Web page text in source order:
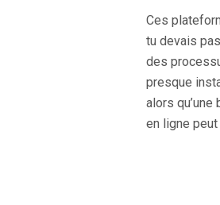
Ces
tu devais
des
presque
alors
en ligne